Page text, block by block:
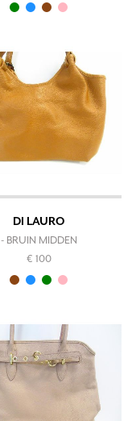
DI LAURO
- BRUIN MIDDEN
€ 100